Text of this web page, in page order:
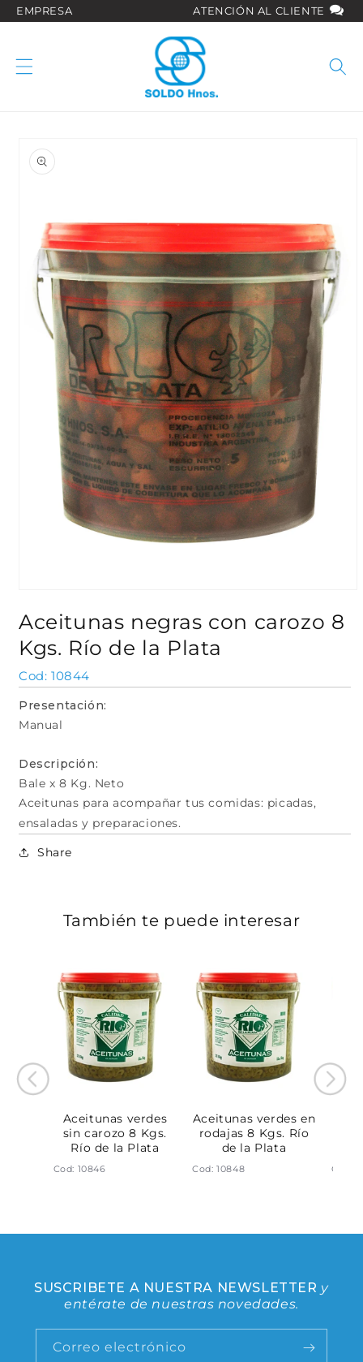
directamente
EMPRESA ATENCIÓN AL CLIENTE
información
multimedia
1
en
una
modal
Aceitunas negras con carozo 8
Kgs. Río de la Plata
SKU:
10844
Presentación:
Manual
Descripción:
Bale x 8 Kg. Neto
Aceitunas para acompañar tus comidas: picadas,
ensaladas y preparaciones.
Share
También te puede interesar
Aceitunas verdes
sin carozo 8 Kgs.
Río de la Plata
Cod: 10846
Aceitunas verdes en
rodajas 8 Kgs. Río
de la Plata
Cod: 10848 Cod:
SUSCRIBETE A NUESTRA NEWSLETTER y
entérate de nuestras novedades.
Correo electrónico